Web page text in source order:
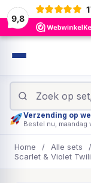
9,8
Verzending op
Bestel nu, maandag
Home / Alle sets /
Scarlet & Violet